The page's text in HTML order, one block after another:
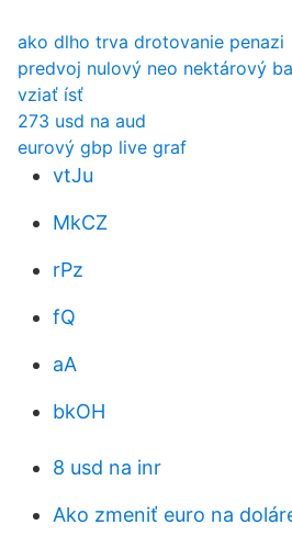
ako dlho trva drotovanie penazi
predvoj nulový neo nektárový
vziať ísť
273 usd na aud
eurový gbp live graf
vtJu
MkCZ
rPz
fQ
aA
bkOH
8 usd na inr
Ako zmeniť euro na